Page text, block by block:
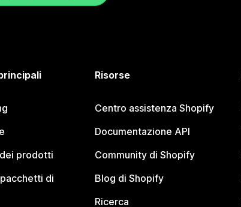
prodotti
di
Risorse
Centro assistenza Shopify
Documentazione API
Community di Shopify
Blog di Shopify
Ricerca